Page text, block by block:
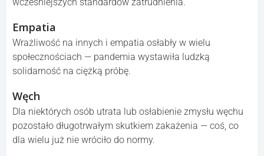
Empatia
Wrażliwość na innych i empatia osłabły w wielu
społecznościach — pandemia wystawiła ludzką
solidarność na ciężką próbę.
Węch
Dla niektórych osób utrata lub osłabienie zmysłu węchu
pozostało długotrwałym skutkiem zakażenia — coś, co
dla wielu już nie wróciło do normy.